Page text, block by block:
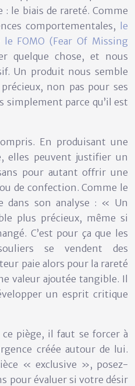
: le biais de rareté. Comme
comportementales,
le
FOMO (Fear Of Missing
quelque chose, et nous
Un produit nous semble
non pas pour ses
simplement parce qu’il est
En produisant une
elles peuvent justifier un
pour autant offrir une
de confection. Comme le
dans son analyse : « Un
plus précieux, même si
C’est pour ça que les
se vendent des
paie alors pour la rareté
valeur ajoutée tangible. Il
un esprit critique
piège, il faut se forcer à
créée autour de lui.
« exclusive », posez-
pour évaluer si votre désir